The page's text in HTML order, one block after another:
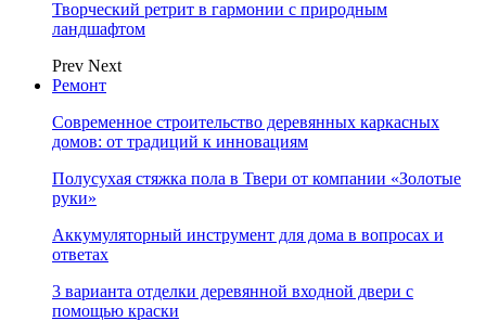
Творческий ретрит в гармонии с природным
ландшафтом
Prev Next
Ремонт
Современное строительство деревянных каркасных
домов: от традиций к инновациям
Полусухая стяжка пола в Твери от компании «Золотые
руки»
Аккумуляторный инструмент для дома в вопросах и
ответах
3 варианта отделки деревянной входной двери с
помощью краски